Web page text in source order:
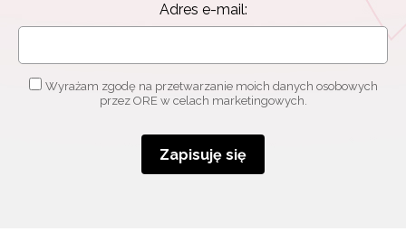
Adres e-mail:
Wyrażam zgodę na przetwarzanie moich danych osobowych
przez ORE w celach marketingowych.
Zapisuję się